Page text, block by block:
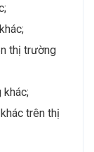
thị trường
khác;
trên thị